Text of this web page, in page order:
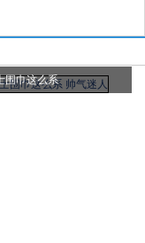
围巾这么系